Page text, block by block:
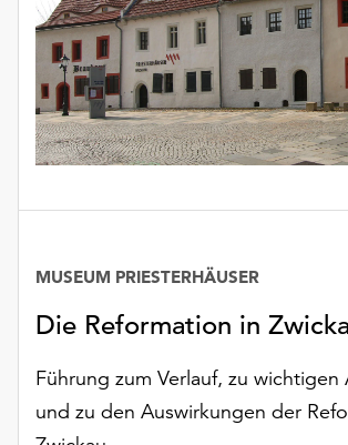
die
verwendeten
Cookies
anpassen,
erreichen
Sie
die
über
Schaltfläche
Weitere
finden
Sie
Die Reformation in
MUSEUM PRIESTERHÄUSER
Führung zum Verlauf, zu wichtigen
und zu den Auswirkungen der